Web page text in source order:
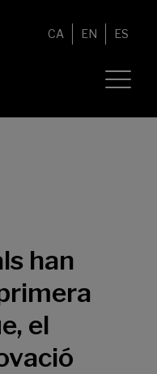
CA EN ES
han
el